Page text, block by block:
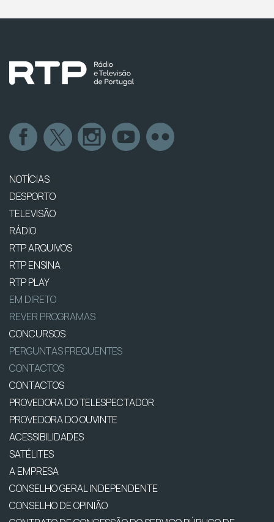
NOTÍCIAS
DESPORTO
TELEVISÃO
RÁDIO
RTP ARQUIVOS
RTP ENSINA
RTP PLAY
EM DIRETO
REVER PROGRAMAS
CONCURSOS
PERGUNTAS FREQUENTES
CONTACTOS
CONTACTOS
PROVEDORA DO TELESPECTADOR
PROVEDORA DO OUVINTE
ACESSIBILIDADES
SATÉLITES
A EMPRESA
CONSELHO GERAL INDEPENDENTE
CONSELHO DE OPINIÃO